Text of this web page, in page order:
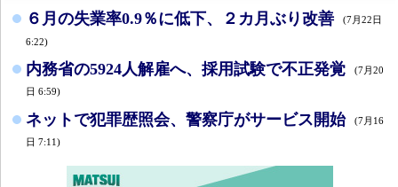
６月の失業率0.9％に低下、２カ月ぶり改善 (7月22日
6:22)
内務省の5924人解雇へ、採用試験で不正発覚
(7月20
日 6:59)
ネットで犯罪歴照会、警察庁がサービス開始
(7月16
日 7:11)